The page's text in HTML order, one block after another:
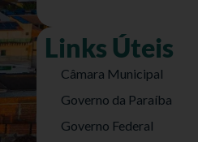
Links Úteis
Câmara Municipal
Governo da Paraíba
Governo Federal